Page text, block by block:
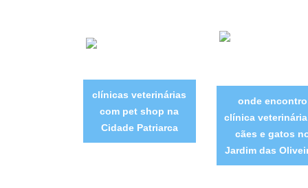
clínicas veterinárias
com pet shop na
Cidade Patriarca
onde encontro
clínica
cães e gatos
Jardim das